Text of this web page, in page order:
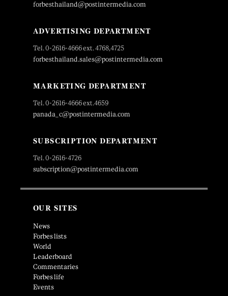
forbesthailand@postintermedia.com
ADVERTISING DEPARTMENT
Tel. 0-2616-4666 ext. 4768,4725
forbesthailand.sales@postintermedia.com
MARKETING DEPARTMENT
Tel. 0-2616-4666 ext.4659
panada_c@postintermedia.com
SUBSCRIPTION DEPARTMENT
Tel. 0-2616-4726
subscription@postintermedia.com
OUR SITES
News
Forbes lists
World
Leaderboard
Commentaries
Forbes life
Events